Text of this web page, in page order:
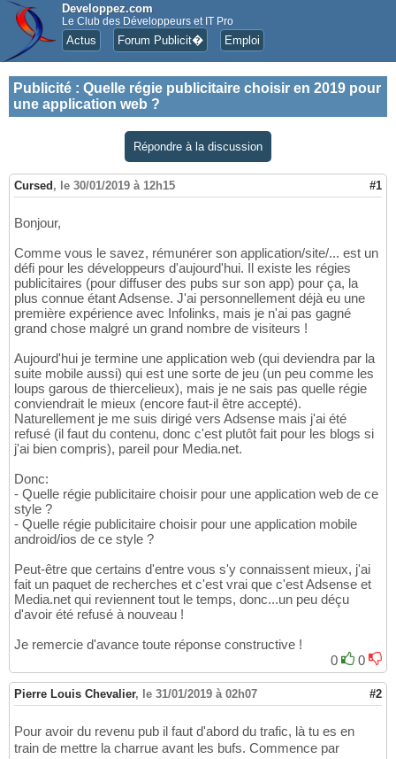
Developpez.com
Le Club des Développeurs et IT Pro
Actus Forum Publicit� Emploi
Publicité : Quelle régie publicitaire choisir en 2019 pour
une application web ?
Répondre à la discussion
Cursed , le 30/01/2019 à 12h15 #1
Bonjour,
Comme vous le savez, rémunérer son application/site/... est un
défi pour les développeurs d'aujourd'hui. Il existe les régies
publicitaires (pour diffuser des pubs sur son app) pour ça, la
plus connue étant Adsense. J'ai personnellement déjà eu une
première expérience avec Infolinks, mais je n'ai pas gagné
grand chose malgré un grand nombre de visiteurs !
Aujourd'hui je termine une application web (qui deviendra par la
suite mobile aussi) qui est une sorte de jeu (un peu comme les
loups garous de thiercelieux), mais je ne sais pas quelle régie
conviendrait le mieux (encore faut-il être accepté).
Naturellement je me suis dirigé vers Adsense mais j'ai été
refusé (il faut du contenu, donc c'est plutôt fait pour les blogs si
j'ai bien compris), pareil pour Media.net.
Donc:
- Quelle régie publicitaire choisir pour une application web de ce
style ?
- Quelle régie publicitaire choisir pour une application mobile
android/ios de ce style ?
Peut-être que certains d'entre vous s'y connaissent mieux, j'ai
fait un paquet de recherches et c'est vrai que c'est Adsense et
Media.net qui reviennent tout le temps, donc...un peu déçu
d'avoir été refusé à nouveau !
Je remercie d'avance toute réponse constructive !
0
0
Pierre Louis Chevalier, le 31/01/2019 à 02h07 #2
Pour avoir du revenu pub il faut d'abord du trafic, là tu es en
train de mettre la charrue avant les bufs. Commence par